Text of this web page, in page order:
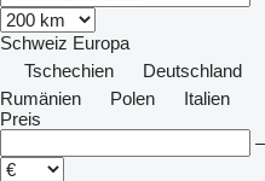
Schweiz Europa
Tschechien
Deutschland
Rumänien
Polen
Italien
Preis
–